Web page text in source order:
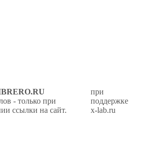
- только при
ссылки на сайт.
при
поддержке
x-lab.ru